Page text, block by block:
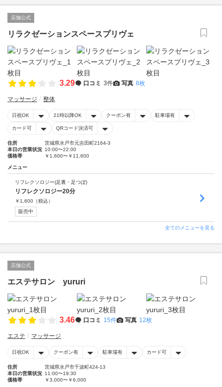
店舗公式
リラクゼーションスペースプリヴェ
3.29 口コミ 3件 写真 8枚
マッサージ 整体
日祝OK 21時以降OK クーポン有 駐車場有
カード可 QRコード決済可
住所
茨城県水戸市元吉田町2164-3
本日の営業状況 10:00〜22:00
価格帯
￥1,600〜￥11,600
メニュー
リフレクソロジー(足裏・足つぼ)
リフレクソロジー20分
￥ 1,600 （税込）
販売中
全てのメニューを見る
店舗公式
エステサロン yururi
3.46 口コミ 15件 写真 12枚
エステ マッサージ
日祝OK クーポン有 駐車場有 カード可
住所
茨城県水戸市千波町424-13
本日の営業状況 11:00〜19:30
価格帯
￥3,000〜￥6,000